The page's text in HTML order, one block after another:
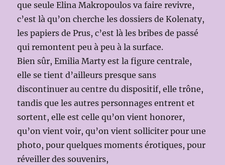
que seule Elina Makropoulos va faire revivre,
c’est là qu’on cherche les dossiers de Kolenaty,
les papiers de Prus, c’est là les bribes de passé
qui remontent peu à peu à la surface.
Bien sûr, Emilia Marty est la figure centrale,
elle se tient d’ailleurs presque sans
discontinuer au centre du dispositif, elle trône,
tandis que les autres personnages entrent et
sortent, elle est celle qu’on vient honorer,
qu’on vient voir, qu’on vient solliciter pour une
photo, pour quelques moments érotiques, pour
réveiller des souvenirs,